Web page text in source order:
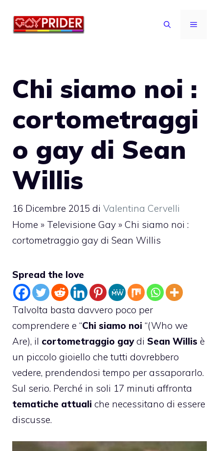
MENU
Chi siamo noi :
cortometraggi
o gay di Sean
Willis
16 Dicembre 2015 di Valentina Cervelli
Home » Televisione Gay » Chi siamo noi :
cortometraggio gay di Sean Willis
Spread the love
Talvolta basta davvero poco per
comprendere e “Chi siamo noi “(Who we
Are), il cortometraggio gaydi Sean Willis è
un piccolo gioiello che tutti dovrebbero
vedere, prendendosi tempo per assaporarlo.
Sul serio. Perché in soli 17 minuti affronta
tematiche attuali che necessitano di essere
discusse.